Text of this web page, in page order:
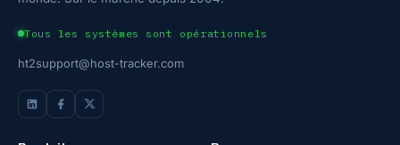
Tous les systèmes sont opérationnels
ht2support@host-tracker.com